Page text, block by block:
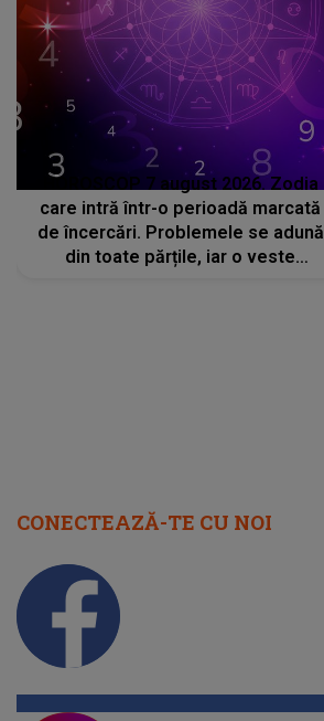
HOROSCOP 7 august 2026. Zodia
care intră într-o perioadă marcată
de încercări. Problemele se adună
din toate părțile, iar o veste
CONECTEAZĂ-TE CU NOI